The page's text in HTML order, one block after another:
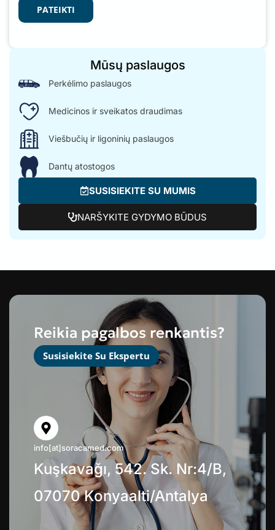
PATEIKTI
Mūsų paslaugos
Perkėlimo paslaugos
Medicinos ir sveikatos draudimas
Viešbučių ir ligoninių paslaugos
Dantų atostogos
SUSISIEKITE SU MUMIS
NARŠYKITE GYDYMO BŪDUS
Reikia pagalbos renkantis?
Susisiekite Su Ekspertu
info[at]soracamed.com
Kuşkavağı, 542. Sk. Nr:4/B,
07070 Konyaalti/Antalya